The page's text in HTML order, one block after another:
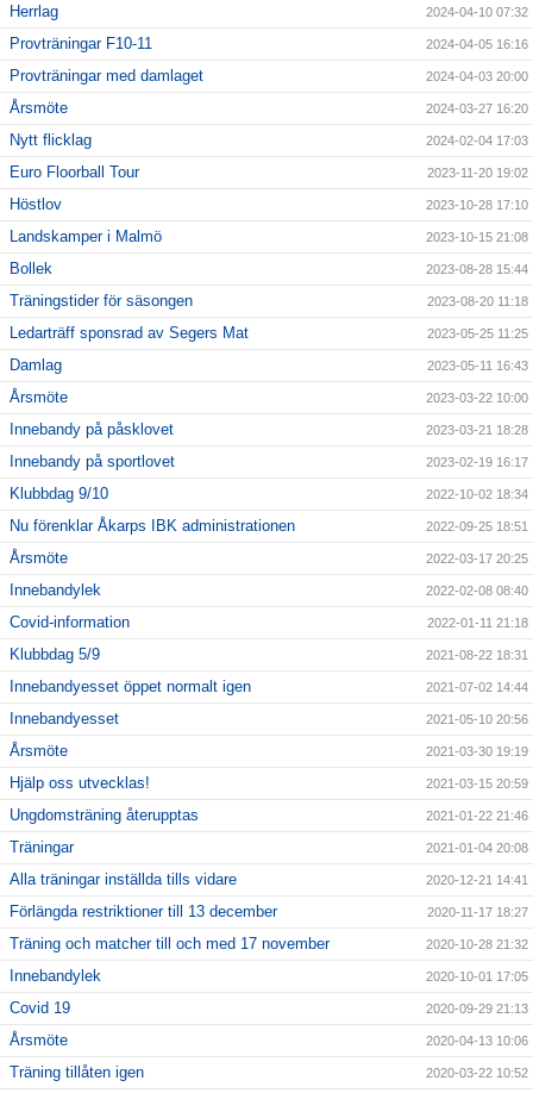
Herrlag 2024-04-10 07:32
Provträningar F10-11 2024-04-05 16:16
Provträningar med damlaget 2024-04-03 20:00
Årsmöte 2024-03-27 16:20
Nytt flicklag 2024-02-04 17:03
Euro Floorball Tour 2023-11-20 19:02
Höstlov 2023-10-28 17:10
Landskamper i Malmö 2023-10-15 21:08
Bollek 2023-08-28 15:44
Träningstider för säsongen 2023-08-20 11:18
Ledarträff sponsrad av Segers Mat 2023-05-25 11:25
Damlag 2023-05-11 16:43
Årsmöte 2023-03-22 10:00
Innebandy på påsklovet 2023-03-21 18:28
Innebandy på sportlovet 2023-02-19 16:17
Klubbdag 9/10 2022-10-02 18:34
Nu förenklar Åkarps IBK administrationen 2022-09-25 18:51
Årsmöte 2022-03-17 20:25
Innebandylek 2022-02-08 08:40
Covid-information 2022-01-11 21:18
Klubbdag 5/9 2021-08-22 18:31
Innebandyesset öppet normalt igen 2021-07-02 14:44
Innebandyesset 2021-05-10 20:56
Årsmöte 2021-03-30 19:19
Hjälp oss utvecklas! 2021-03-15 20:59
Ungdomsträning återupptas 2021-01-22 21:46
Träningar 2021-01-04 20:08
Alla träningar inställda tills vidare 2020-12-21 14:41
Förlängda restriktioner till 13 december 2020-11-17 18:27
Träning och matcher till och med 17 november 2020-10-28 21:32
Innebandylek 2020-10-01 17:05
Covid 19 2020-09-29 21:13
Årsmöte 2020-04-13 10:06
Träning tillåten igen 2020-03-22 10:52